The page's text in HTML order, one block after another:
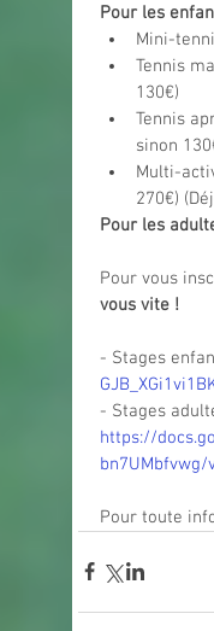
Pour les
Mini-
Tennis
130€)
Tennis
sinon
Multi-
270€)
Pour les
Pour vous
vous vite !
- Stages
- Stages
https://
Pour toute